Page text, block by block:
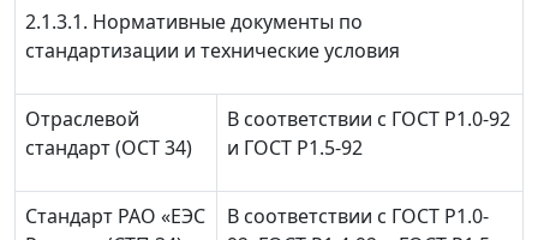
2.1.3.1. Нормативные документы по
стандартизации и технические условия
Отраслевой
стандарт (ОСТ 34)
В соответствии с ГОСТ Р1.0-92
и ГОСТ Р1.5-92
Стандарт РАО «ЕЭС
В соответствии с ГОСТ Р1.0-